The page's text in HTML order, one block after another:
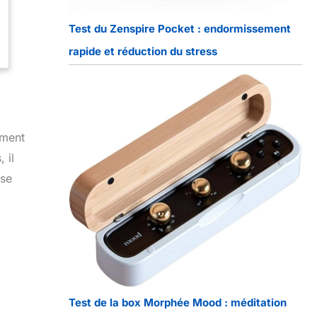
il
Test du Zenspire Pocket : endormissement
rapide et réduction du stress
Test de la box Morphée Mood : méditation